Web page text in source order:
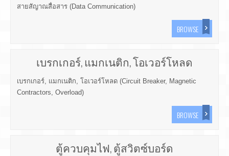
สายสัญาณสื่อสาร (Data Communication)
BROWSE
เบรกเกอร์, แมกเนติก, โอเวอร์โหลด
เบรกเกอร์, แมกเนติก, โอเวอร์โหลด (Circuit Breaker, Magnetic
Contractors, Overload)
BROWSE
ตู้ควบคุมไฟ, ตู้สวิตซ์บอร์ด